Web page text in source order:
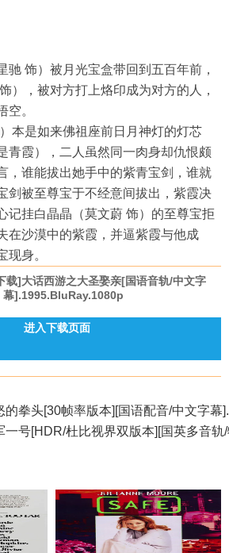
）被月光宝盒带回到五百年前，
），被对方打上烙印成为对方的人，
空。
本是如来佛祖座前日月神灯的灯芯
青霞），二人虽然同一肉身却仇恨颇
，谁能拔出她手中的紫青宝剑，谁就
剑被至尊宝于不经意间拔出，紫霞决
记挂白晶晶（莫文蔚 饰）的至尊宝拒
在沙漠中的紫霞，并逼紫霞与他成
现身。
载]大话西游之大圣娶亲[国语音轨/中文字
幕].1995.BluRay.1080p
进入下载页面
的拳头[30帧率版本][国语配音/中文字幕
一号[HDR/杜比视界双版本][国英多音